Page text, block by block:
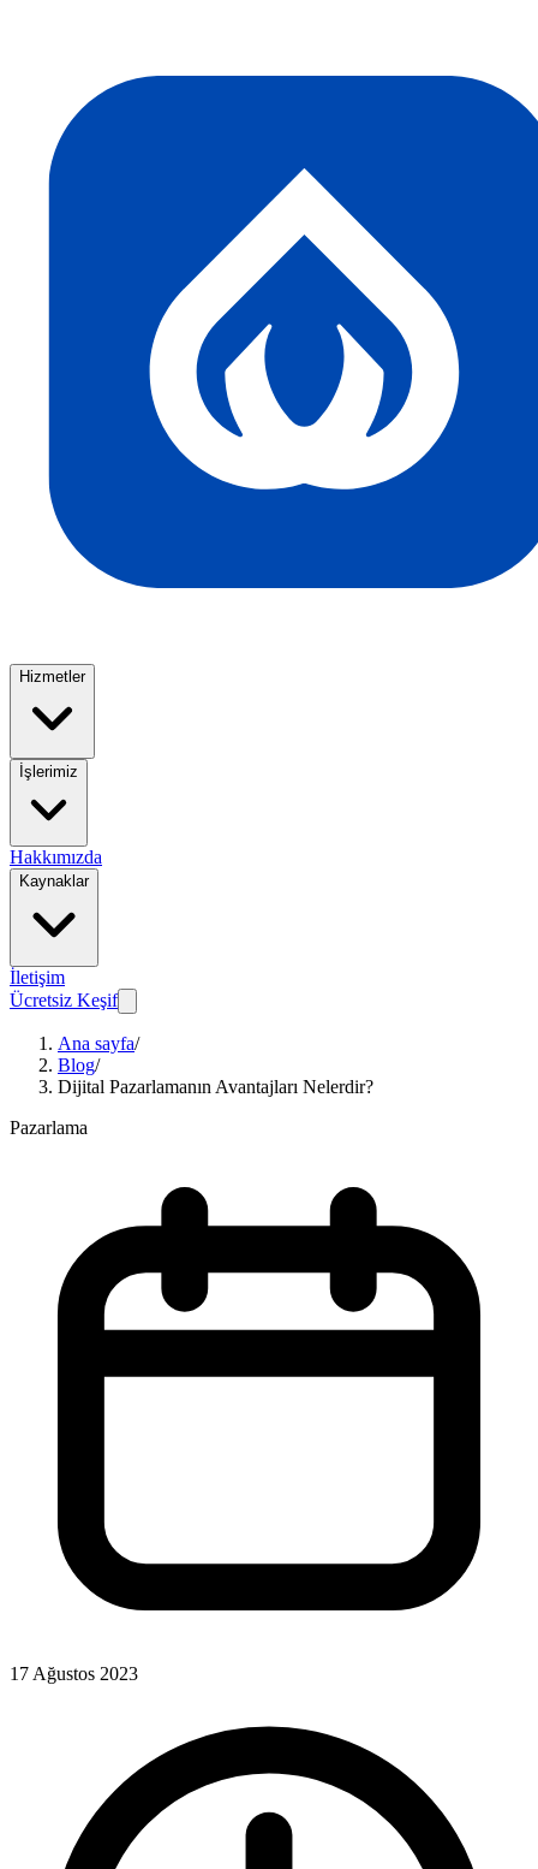
Hizmetler
İşlerimiz
Hakkımızda
Kaynaklar
İletişim
Ücretsiz Keşif
Ana sayfa/
Blog/
Dijital Pazarlamanın Avantajları Nelerdir?
Pazarlama
17 Ağustos 2023